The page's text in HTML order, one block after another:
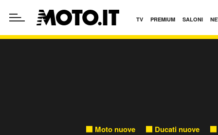
TV PREMIUM SALONI
Moto nuove Ducati nuove